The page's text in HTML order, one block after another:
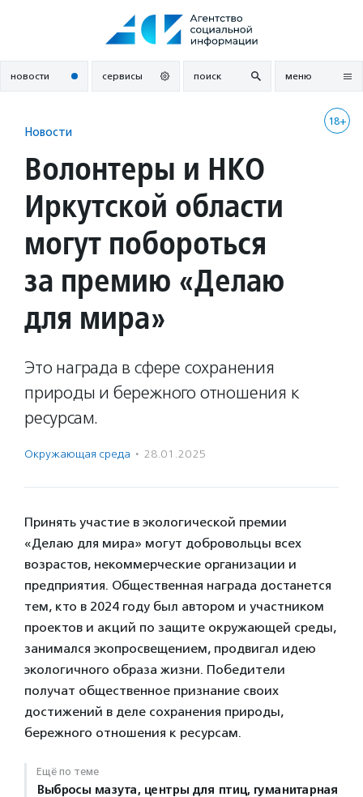
новости сервисы поиск меню
18+
Новости
Волонтеры и НКО
Иркутской области
могут побороться
за премию «Делаю
для мира»
Это награда в сфере сохранения
природы и бережного отношения к
ресурсам.
Окружающая среда · 28.01.2025
Принять участие в экологической премии
«Делаю для мира» могут добровольцы всех
возрастов, некоммерческие организации и
предприятия. Общественная награда достанется
тем, кто в 2024 году был автором и участником
проектов и акций по защите окружающей среды,
занимался экопросвещением, продвигал идею
экологичного образа жизни. Победители
получат общественное признание своих
достижений в деле сохранения природы,
бережного отношения к ресурсам.
Ещё по теме
Выбросы мазута, центры для птиц, гуманитарная